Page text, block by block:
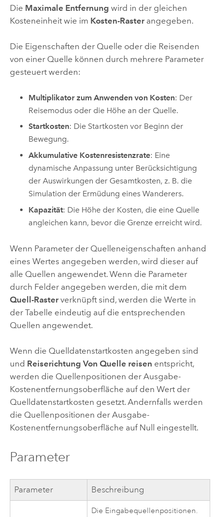
Die Maximale Entfernung wird in der gleichen
Kosteneinheit wie im Kosten-Rasterangegeben.
Die Eigenschaften der Quelle oder die Reisenden
von einer Quelle können durch mehrere Parameter
gesteuert werden:
Multiplikator zum Anwenden von Kosten: Der
Reisemodus oder die Höhe an der Quelle.
Startkosten: Die Startkosten vor Beginn der
Bewegung.
Akkumulative Kostenresistenzrate: Eine
dynamische Anpassung unter Berücksichtigung
der Auswirkungen der Gesamtkosten, z. B. die
Simulation der Ermüdung eines Wanderers.
Kapazität: Die Höhe der Kosten, die eine Quelle
angleichen kann, bevor die Grenze erreicht wird.
Wenn Parameter der Quelleneigenschaften anhand
eines Wertes angegeben werden, wird dieser auf
alle Quellen angewendet. Wenn die Parameter
durch Felder angegeben werden, die mit dem
Quell-Rasterverknüpft sind, werden die Werte in
der Tabelle eindeutig auf die entsprechenden
Quellen angewendet.
Wenn die Quelldatenstartkosten angegeben sind
und Reiserichtung Von Quelle reisen entspricht,
werden die Quellenpositionen der Ausgabe-
Kostenentfernungsoberfläche auf den Wert der
Quelldatenstartkosten gesetzt. Andernfalls werden
die Quellenpositionen der Ausgabe-
Kostenentfernungsoberfläche auf Null eingestellt.
Parameter
Parameter Beschreibung
Die Eingabequellenpositionen.